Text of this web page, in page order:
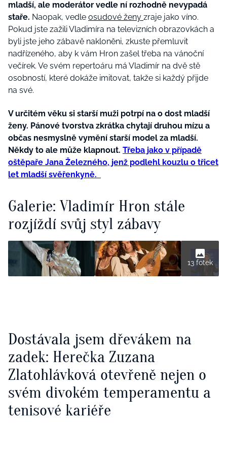
mladší, ale moderátor vedle ní rozhodně nevypadá
staře. Naopak, vedle osudové ženy zraje jako víno.
Pokud jste zažili Vladimíra na televizních obrazovkách a
byli jste jeho zábavě nakloněni, zkuste přemluvit
nadřízeného, aby k vám Hron zašel třeba na vánoční
večírek. Ve svém repertoáru má Vladimír na dvě stě
osobností, které dokáže imitovat, takže si každý přijde
na své.
V určitém věku si starší muži potrpí na o dost mladší
ženy. Pánové tvorstva zkrátka chytají druhou mízu a
občas nesmyslně vymění starší model za mladší.
Někdy to ale může klapnout. Třeba jako v případě
oštěpaře Jana Železného, jenž podlehl kouzlu o třicet
let mladší svěřenkyně.
Galerie: Vladimír Hron stále
rozjíždí svůj styl zábavy
13 fotek
Dostávala jsem dřevákem na
zadek: Herečka Zuzana
Zlatohlávková otevřeně nejen o
svém divokém temperamentu a
tenisové kariéře